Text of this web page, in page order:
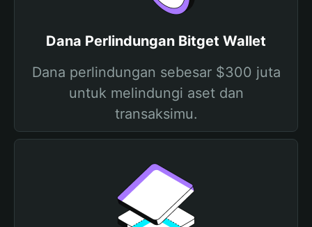
Dana Perlindungan Bitget Wallet
Dana perlindungan sebesar $300 juta
untuk melindungi aset dan
transaksimu.